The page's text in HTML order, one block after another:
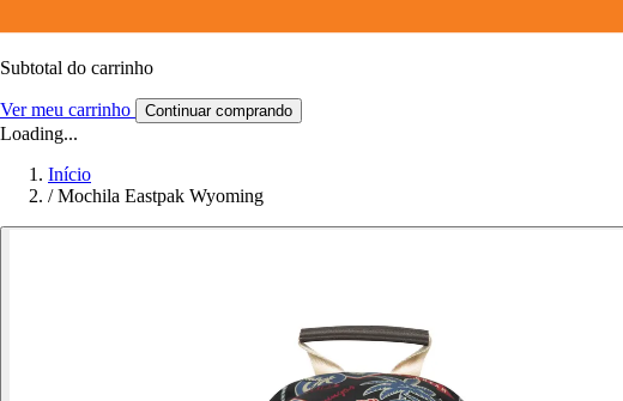
Subtotal do carrinho
Ver meu carrinho Continuar comprando
Loading...
Início
/ Mochila Eastpak Wyoming